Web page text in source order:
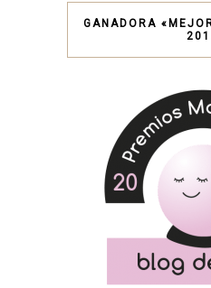
GANADORA